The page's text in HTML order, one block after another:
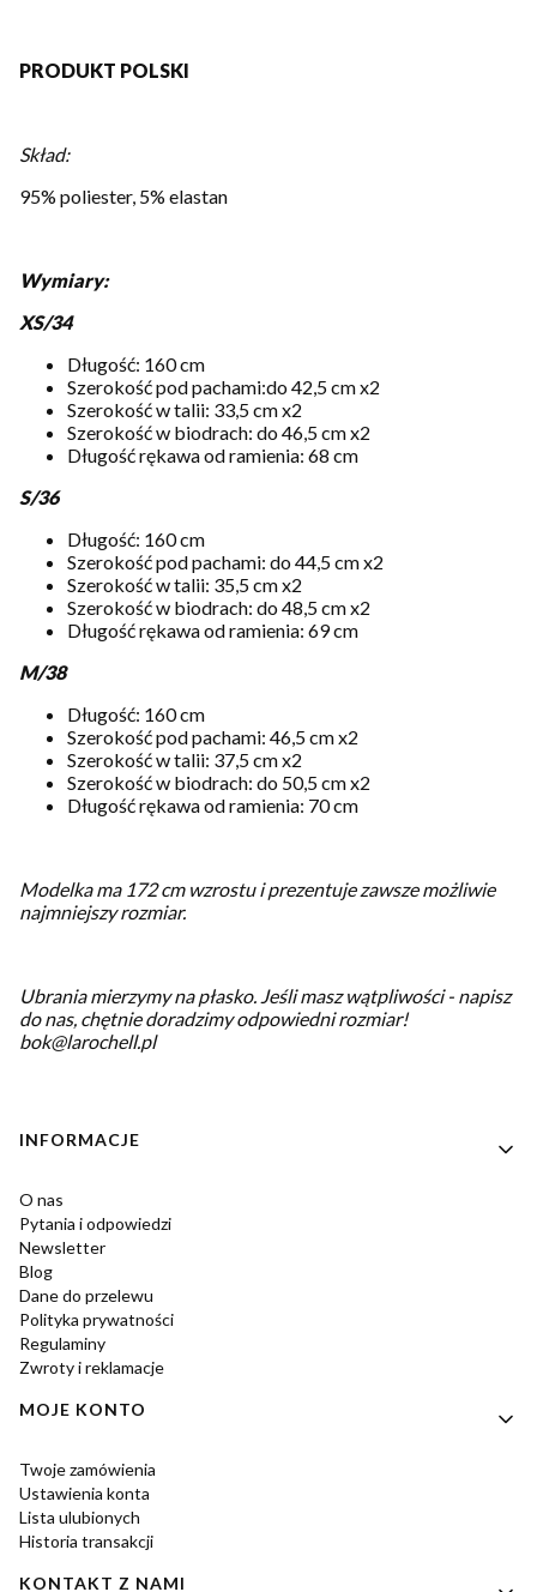
PRODUKT POLSKI
Skład:
95% poliester, 5% elastan
Wymiary:
XS/34
Długość: 160 cm
Szerokość pod pachami:do 42,5 cm x2
Szerokość w talii: 33,5 cm x2
Szerokość w biodrach: do 46,5 cm x2
Długość rękawa od ramienia: 68 cm
S/36
Długość: 160 cm
Szerokość pod pachami: do 44,5 cm x2
Szerokość w talii: 35,5 cm x2
Szerokość w biodrach: do 48,5 cm x2
Długość rękawa od ramienia: 69 cm
M/38
Długość: 160 cm
Szerokość pod pachami: 46,5 cm x2
Szerokość w talii: 37,5 cm x2
Szerokość w biodrach: do 50,5 cm x2
Długość rękawa od ramienia: 70 cm
Modelka ma 172 cm wzrostu i prezentuje zawsze możliwie
najmniejszy rozmiar.
Ubrania mierzymy na płasko. Jeśli masz wątpliwości - napisz
do nas, chętnie doradzimy odpowiedni rozmiar!
bok@larochell.pl
Linki w stopce
INFORMACJE
O nas
Pytania i odpowiedzi
Newsletter
Blog
Dane do przelewu
Polityka prywatności
Regulaminy
Zwroty i reklamacje
MOJE KONTO
Twoje zamówienia
Ustawienia konta
Lista ulubionych
Historia transakcji
KONTAKT Z NAMI